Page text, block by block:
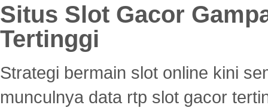
Situs Slot Gacor
Tertinggi
Strategi bermain slot online kini
munculnya data rtp slot gacor